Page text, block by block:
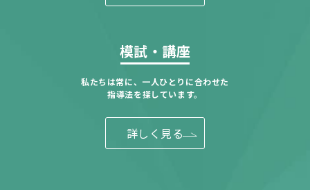
模試・講座
私たちは常に、一人ひとりに合わせた
指導法を探しています。
詳しく見る